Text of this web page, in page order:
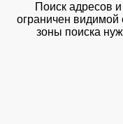
Поиск адресов
ограничен
зоны поиска